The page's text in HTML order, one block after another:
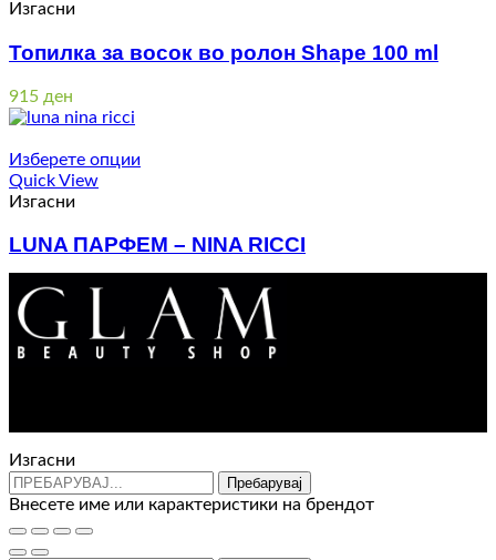
Изгасни
Топилка за восок во ролон Shape 100 ml
915 ден
Изберете опции
Quick View
Изгасни
LUNA ПАРФЕМ – NINA RICCI
2.800ден – ден
Price
range:
2.800 ден
through
Изгасни
Пребарувај
Внесете име или карактеристики на брендот